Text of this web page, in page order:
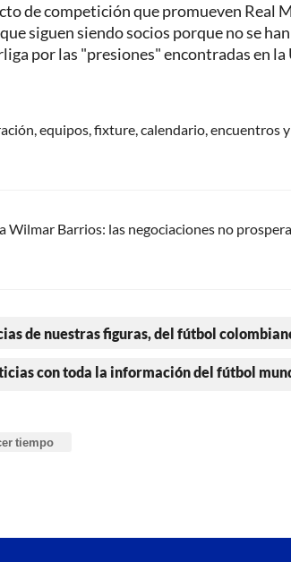
de competición que promueven Real
siguen siendo socios porque no se
por las "presiones" encontradas en la
equipos, fixture, calendario, encuentros
Wilmar Barrios: las negociaciones no
de nuestras figuras, del fútbol
con toda la información del fútbol
tiempo